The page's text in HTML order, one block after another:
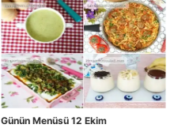
Günün Menüsü 12 Ekim